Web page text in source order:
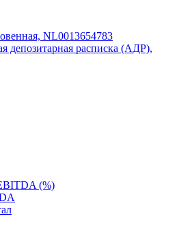
NL0013654783
депозитарная расписка (АДР),
(%)